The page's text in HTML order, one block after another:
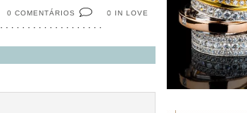
0 IN LOVE
0 COMENTÁRIOS